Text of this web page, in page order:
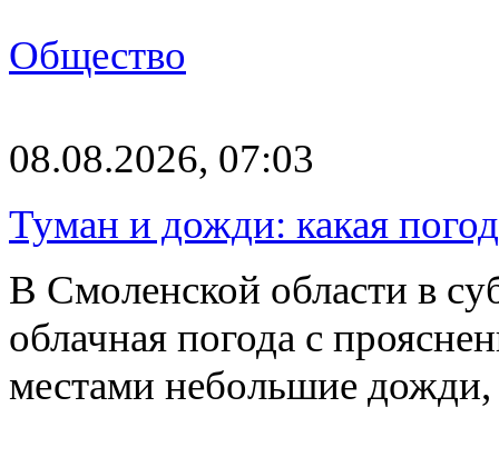
Общество
08.08.2026, 07:03
Туман и дожди: какая
В Смоленской области в
облачная погода с
местами небольшие